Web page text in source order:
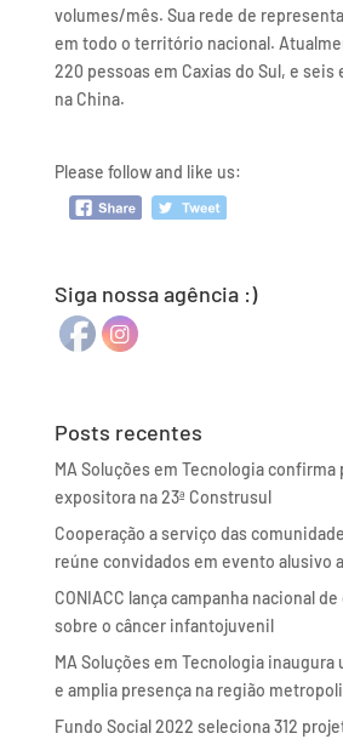
volumes/mês. Sua rede de
em todo o território nacional.
220 pessoas em Caxias do Sul, e
na China.
Please follow and like us:
Siga nossa agência :)
Posts recentes
MA Soluções em Tecnologia confirma
expositora na 23ª Construsul
Cooperação a serviço das
reúne convidados em evento alusivo
CONIACC lança campanha nacional
sobre o câncer infantojuvenil
MA Soluções em Tecnologia inaugura
e amplia presença na região
Fundo Social 2022 seleciona 312